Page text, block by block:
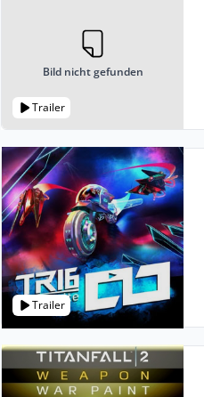
Trailer
Bild nicht gefunden
Trailer